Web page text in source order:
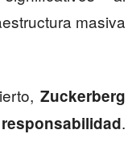
masiva
Zuckerberg
.